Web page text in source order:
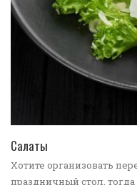
Салаты
Хотите организовать
праздничный стол,